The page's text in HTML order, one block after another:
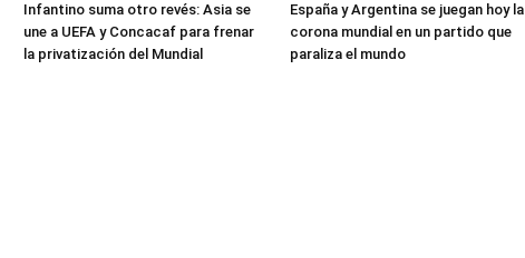
Infantino suma otro revés: Asia se
une a UEFA y Concacaf para frenar
la privatización del Mundial
España y Argentina se juegan hoy la
corona mundial en un partido que
paraliza el mundo